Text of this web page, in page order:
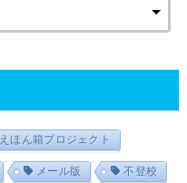
えほん箱プロジェクト
メール版 不登校